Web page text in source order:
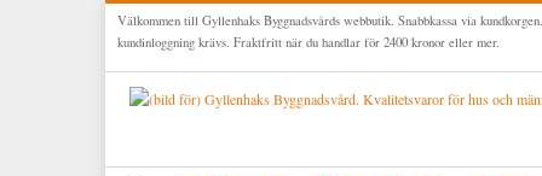
Välkommen till Gyllenhaks Byggnadsvårds webbutik. Snabbkassa via
kundinloggning krävs. Fraktfritt när du handlar för 2400 kronor eller mer.